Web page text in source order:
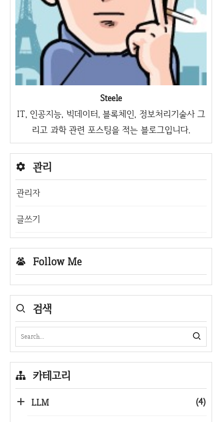
Steele
IT, 인공지능, 빅데이터, 블록체인, 정보처리기술사 그
리고 과학 관련 포스팅을 적는 블로그입니다.
관리
관리자
글쓰기
Follow Me
검색
카테고리
LLM (4)